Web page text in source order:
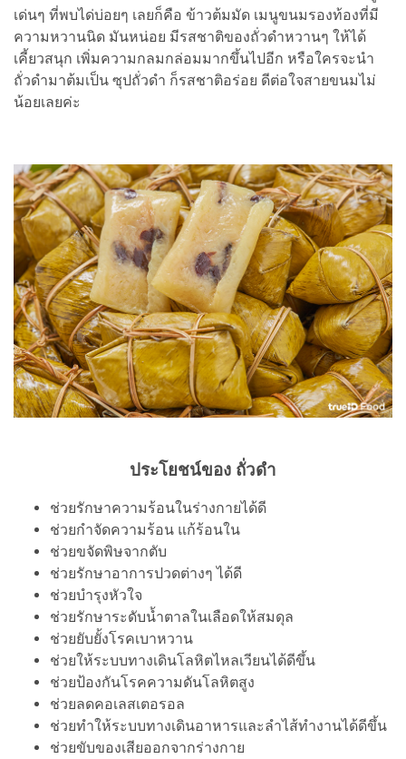
เด่นๆ ที่พบได่บ่อยๆ เลยก็คือ ข้าวต้มมัด เมนูขนมรองท้องที่มี
ความหวานนิด มันหน่อย มีรสชาติของถั่วดำหวานๆ ให้ได้
เคี้ยวสนุก เพิ่มความกลมกล่อมมากขึ้นไปอีก หรือใครจะนำ
ถั่วดำมาต้มเป็น ซุปถั่วดำ ก็รสชาติอร่อย ดีต่อใจสายขนมไม่
น้อยเลยค่ะ
ประโยชน์ของ ถั่วดำ
ช่วยรักษาความร้อนในร่างกายได้ดี
ช่วยกำจัดความร้อน แก้ร้อนใน
ช่วยขจัดพิษจากตับ
ช่วยรักษาอาการปวดต่างๆ ได้ดี
ช่วยบำรุงหัวใจ
ช่วยรักษาระดับน้ำตาลในเลือดให้สมดุล
ช่วยยับยั้งโรคเบาหวาน
ช่วยให้ระบบทางเดินโลหิตไหลเวียนได้ดีขึ้น
ช่วยป้องกันโรคความดันโลหิตสูง
ช่วยลดคอเลสเตอรอล
ช่วยทำให้ระบบทางเดินอาหารและลำไส้ทำงานได้ดีขึ้น
ช่วยขับของเสียออกจากร่างกาย